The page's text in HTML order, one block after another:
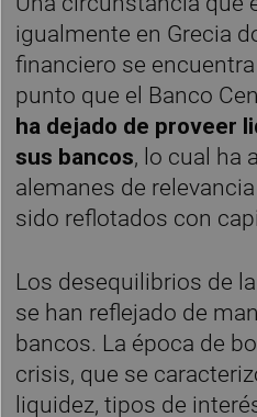
igualmente en Grecia
financiero se
punto que el Banco
ha dejado de proveer
sus bancos, lo cual ha
alemanes de
sido reflotados con
Los desequilibrios de
se han reflejado de
bancos. La época de
crisis, que se
liquidez, tipos de